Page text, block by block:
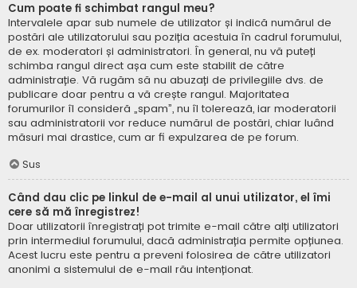
Cum poate fi schimbat rangul meu?
Intervalele apar sub numele de utilizator și indică numărul de
postări ale utilizatorului sau poziția acestuia în cadrul forumului,
de ex. moderatori și administratori. În general, nu vă puteți
schimba rangul direct așa cum este stabilit de către
administrație. Vă rugăm să nu abuzați de privilegiile dvs. de
publicare doar pentru a vă crește rangul. Majoritatea
forumurilor îl consideră „spam”, nu îl tolerează, iar moderatorii
sau administratorii vor reduce numărul de postări, chiar luând
măsuri mai drastice, cum ar fi expulzarea de pe forum.
Sus
Când dau clic pe linkul de e-mail al unui utilizator, el îmi
cere să mă înregistrez!
Doar utilizatorii înregistrați pot trimite e-mail către alți utilizatori
prin intermediul forumului, dacă administrația permite opțiunea.
Acest lucru este pentru a preveni folosirea de către utilizatori
anonimi a sistemului de e-mail rău intenționat.